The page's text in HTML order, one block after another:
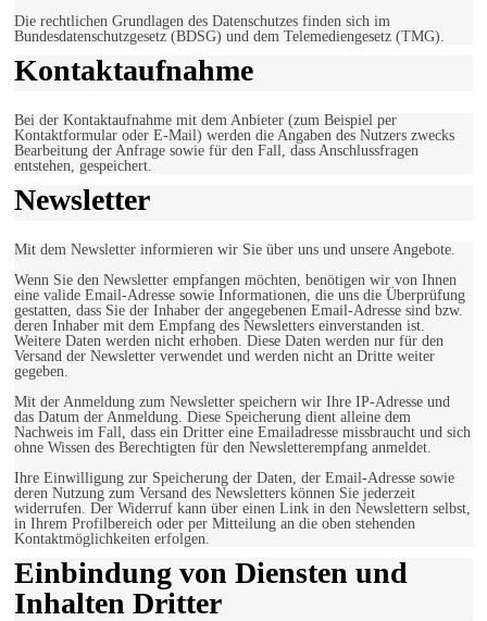
Die rechtlichen Grundlagen des Datenschutzes finden sich im
Bundesdatenschutzgesetz (BDSG) und dem Telemediengesetz (TMG).
Kontaktaufnahme
Bei der Kontaktaufnahme mit dem Anbieter (zum Beispiel per
Kontaktformular oder E-Mail) werden die Angaben des Nutzers zwecks
Bearbeitung der Anfrage sowie für den Fall, dass Anschlussfragen
entstehen, gespeichert.
Newsletter
Mit dem Newsletter informieren wir Sie über uns und unsere Angebote.
Wenn Sie den Newsletter empfangen möchten, benötigen wir von Ihnen
eine valide Email-Adresse sowie Informationen, die uns die Überprüfung
gestatten, dass Sie der Inhaber der angegebenen Email-Adresse sind bzw.
deren Inhaber mit dem Empfang des Newsletters einverstanden ist.
Weitere Daten werden nicht erhoben. Diese Daten werden nur für den
Versand der Newsletter verwendet und werden nicht an Dritte weiter
gegeben.
Mit der Anmeldung zum Newsletter speichern wir Ihre IP-Adresse und
das Datum der Anmeldung. Diese Speicherung dient alleine dem
Nachweis im Fall, dass ein Dritter eine Emailadresse missbraucht und sich
ohne Wissen des Berechtigten für den Newsletterempfang anmeldet.
Ihre Einwilligung zur Speicherung der Daten, der Email-Adresse sowie
deren Nutzung zum Versand des Newsletters können Sie jederzeit
widerrufen. Der Widerruf kann über einen Link in den Newslettern selbst,
in Ihrem Profilbereich oder per Mitteilung an die oben stehenden
Kontaktmöglichkeiten erfolgen.
Einbindung von Diensten und
Inhalten Dritter